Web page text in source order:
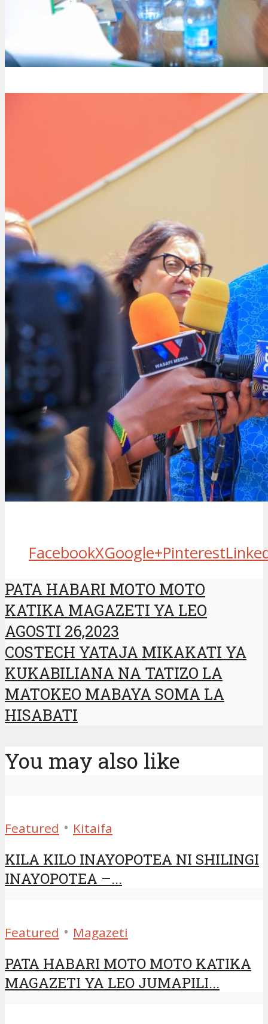
FacebookXGoogle+Pinterest
PATA HABARI MOTO MOTO
KATIKA MAGAZETI YA LEO
AGOSTI 26,2023
COSTECH YATAJA MIKAKATI YA
KUKABILIANA NA TATIZO LA
MATOKEO MABAYA SOMA LA
HISABATI
You may also like
Featured • Kitaifa
KILA KILO INAYOPOTEA NI SHILINGI
INAYOPOTEA –...
Featured • Magazeti
PATA HABARI MOTO MOTO KATIKA
MAGAZETI YA LEO JUMAPILI...